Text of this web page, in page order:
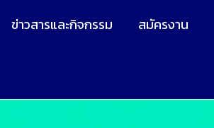
ข่าวสารและกิจกรรม สมัครงาน